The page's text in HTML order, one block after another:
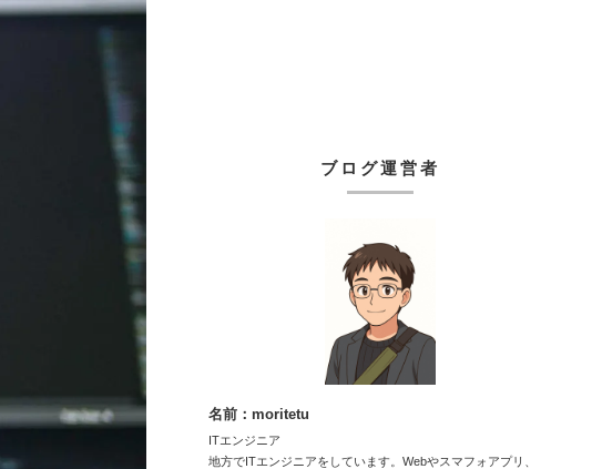
ブログ運営者
名前：moritetu
ITエンジニア
地方でITエンジニアをしています。Webやスマフォアプリ、